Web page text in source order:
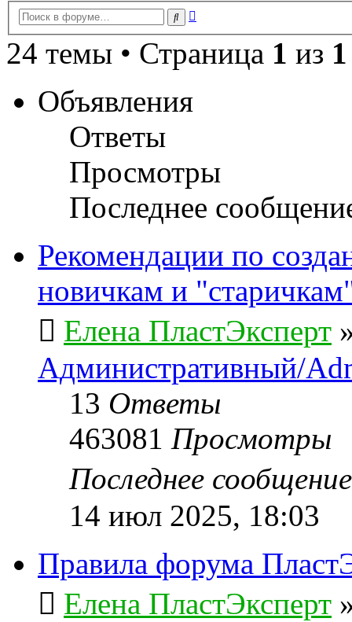
Поиск
24 темы • Страница 1 из 1
Объявления
Ответы
Просмотры
Последнее
Рекомендации по
новичкам и
Елена ПластЭксперт
Административный/
13 Ответы
463081 Просмотры
Последнее
14 июл 2025, 18:03
Правила форума
Елена ПластЭксперт